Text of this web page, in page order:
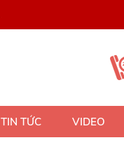
TIN TỨC VIDEO